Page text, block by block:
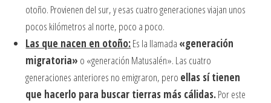
otoño. Provienen del sur, y esas cuatro generaciones viajan unos
pocos kilómetros al norte, poco a poco.
Las que nacen en otoño:Es la llamada «generación
migratoria» o «generación Matusalén». Las cuatro
generaciones anteriores no emigraron, pero ellas sí tienen
que hacerlo para buscar tierras más cálidas.Por este